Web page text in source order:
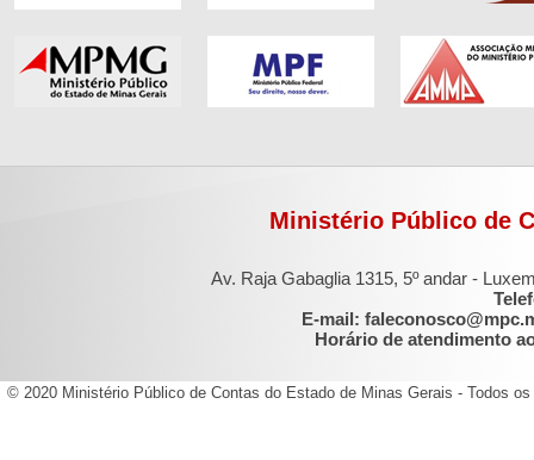
Ministério Público de
Av. Raja Gabaglia 1315, 5º andar -
E-mail:
Horário de atendimento
© 2020 Ministério Público de Contas do Estado de Minas Gerais - Todos